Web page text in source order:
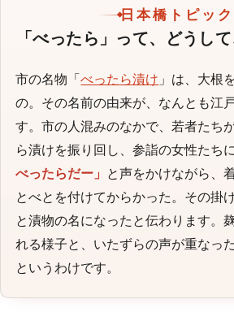
日本橋トピッ
「べったら」って、どうし
市の名物「べったら漬け 」は、大根
の。その名前の由来が、なんとも江
す。市の人混みのなかで、若者たち
ら漬けを振り回し、参詣の女性たち
べったらだー」 と声をかけながら、
とべとを付けてからかった。その掛
と漬物の名になったと伝わります。
れる様子と、いたずらの声が重なっ
というわけです。